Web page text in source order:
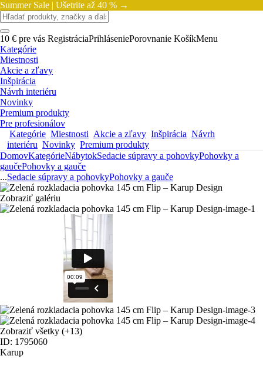
Summer Sale | Ušetrite až 40 % →
10 € pre vás RegistráciaPrihláseniePorovnanie KošíkMenu
Kategórie
Miestnosti
Akcie a zľavy
Inšpirácia
Návrh interiéru
Novinky
Premium produkty
Pre profesionálov
Kategórie Miestnosti Akcie a zľavy Inšpirácia Návrh
interiéru Novinky Premium produkty
DomovKategórieNábytokSedacie súpravy a pohovkyPohovky a
gaučePohovky a gauče
...Sedacie súpravy a pohovkyPohovky a gauče
Zobraziť galériu
Zobraziť všetky (+13)
ID: 1795060
Karup